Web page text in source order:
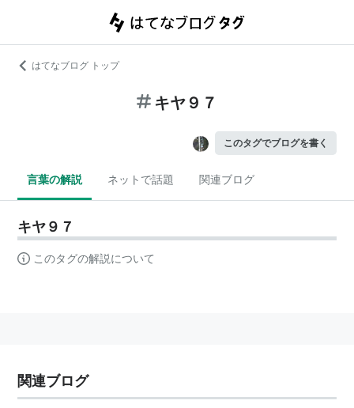
はてなブログ トップ
キヤ９７
このタグでブログを書く
言葉の解説 ネットで話題 関連ブログ
キヤ９７
このタグの解説について
関連ブログ